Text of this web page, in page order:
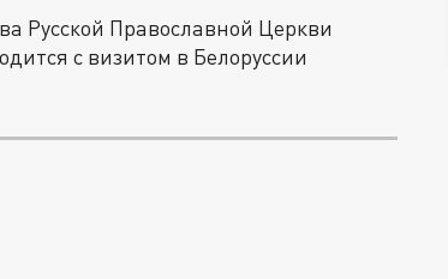
Русской Православной Церкви
с визитом в Белоруссии